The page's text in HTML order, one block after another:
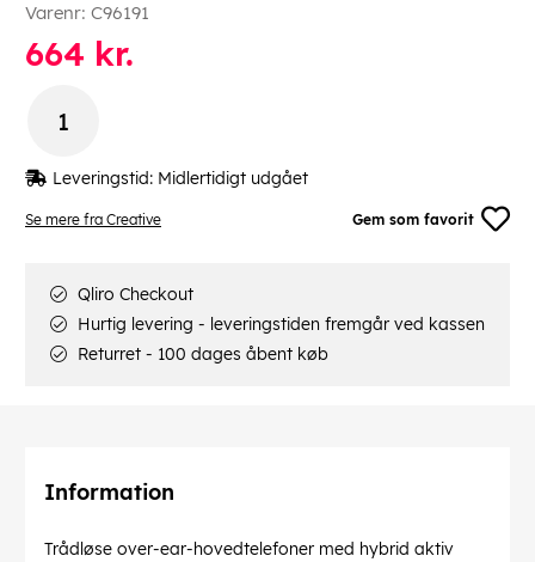
Se mere fra Creative Gem som favorit
Varenr: C96191
664 kr.
Leveringstid: Midlertidigt udgået
Qliro Checkout
Hurtig levering - leveringstiden fremgår ved kassen
Returret - 100 dages åbent køb
Information
Trådløse over-ear-hovedtelefoner med hybrid aktiv